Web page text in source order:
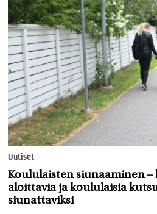
Uutiset
Koululaisten siunaaminen
aloittavia ja koululaisia
siunattaviksi